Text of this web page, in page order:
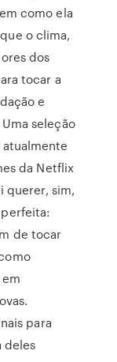
como ela
o clima,
dos
tocar a
e
seleção
da Netflix
querer, sim,
de tocar
para
deles